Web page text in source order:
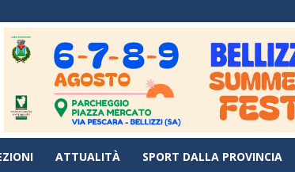
ATTUALITÀ SPORT DALLA PROVINCIA